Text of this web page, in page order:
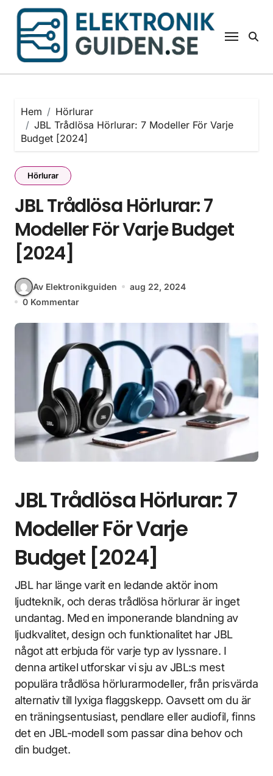
Hoppa
innehåll
Hem
Hörlurar
JBL Trådlösa Hörlurar: 7 Modeller För Varje
Budget [2024]
Hörlurar
JBL Trådlösa Hörlurar: 7
Modeller För Varje Budget
[2024]
Av Elektronikguiden
aug 22, 2024
0 Kommentar
JBL Trådlösa Hörlurar: 7
Modeller För Varje
Budget [2024]
JBL har länge varit en ledande aktör inom
ljudteknik, och deras trådlösa hörlurar är inget
undantag. Med en imponerande blandning av
ljudkvalitet, design och funktionalitet har JBL
något att erbjuda för varje typ av lyssnare. I
denna artikel utforskar vi sju av JBL:s mest
populära trådlösa hörlurarmodeller, från prisvärda
alternativ till lyxiga flaggskepp. Oavsett om du är
en träningsentusiast, pendlare eller audiofil, finns
det en JBL-modell som passar dina behov och
din budget.